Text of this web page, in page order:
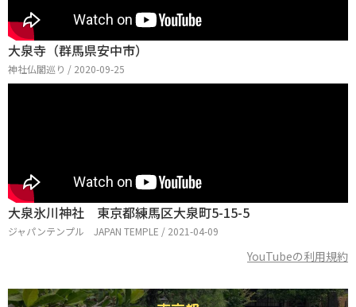
大泉寺（群馬県安中市）
神社仏閣巡り / 2020-09-25
大泉氷川神社 東京都練馬区大泉町5-15-5
ジャパンテンプル JAPAN TEMPLE / 2021-04-09
YouTubeの利用規約